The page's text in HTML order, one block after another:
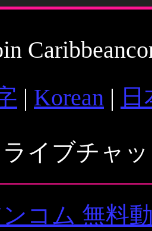
| Korean |
イブチャ
コム 無料